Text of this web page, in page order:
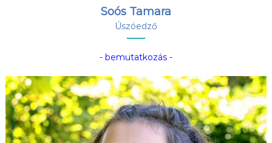
Soós Tamara
Úszóedző
- bemutatkozás -